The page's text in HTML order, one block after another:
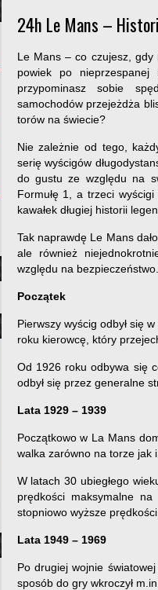
24h Le Mans –
Le Mans – co czujesz, gdy
powiek po
przypominasz sobie
samochodów przejeżdża
torów na świecie?
Nie zależnie od tego,
serię wyścigów
do gustu ze względu na
Formułę 1, a trzeci
kawałek długiej historii
Tak naprawdę Le Mans
ale również
względu na bezpieczeństwo.
Początek
Pierwszy wyścig odbył się
roku kierowcę, który
Od 1926 roku odbywa się
odbył się przez generalne
Lata 1929 – 1939
Początkowo w La Mans
walka zarówno na torze jak
W latach 30 ubiegłego
prędkości maksymalne
stopniowo wyższe
Lata 1949 – 1969
Po drugiej wojnie
sposób do gry wkroczył